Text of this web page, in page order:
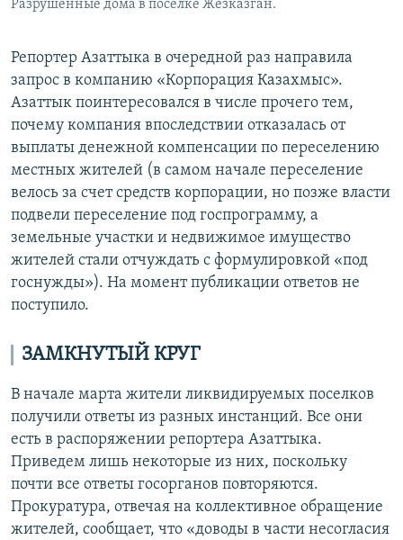
Разрушенные дома в поселке Жезказган.
Репортер Азаттыка в очередной раз направила
запрос в компанию «Корпорация Казахмыс».
Азаттык поинтересовался в числе прочего тем,
почему компания впоследствии отказалась от
выплаты денежной компенсации по переселению
местных жителей (в самом начале переселение
велось за счет средств корпорации, но позже власти
подвели переселение под госпрограмму, а
земельные участки и недвижимое имущество
жителей стали отчуждать с формулировкой «под
госнужды»). На момент публикации ответов не
поступило.
ЗАМКНУТЫЙ КРУГ
В начале марта жители ликвидируемых поселков
получили ответы из разных инстанций. Все они
есть в распоряжении репортера Азаттыка.
Приведем лишь некоторые из них, поскольку
почти все ответы госорганов повторяются.
Прокуратура, отвечая на коллективное обращение
жителей, сообщает, что «доводы в части несогласия